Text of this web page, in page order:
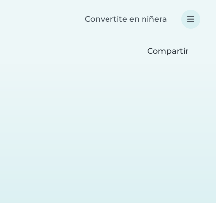
Convertite en niñera
Compartir